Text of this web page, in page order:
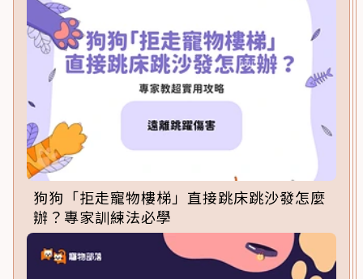
狗狗「拒走寵物樓梯」直接跳床跳沙發怎麼
辦？專家訓練法必學